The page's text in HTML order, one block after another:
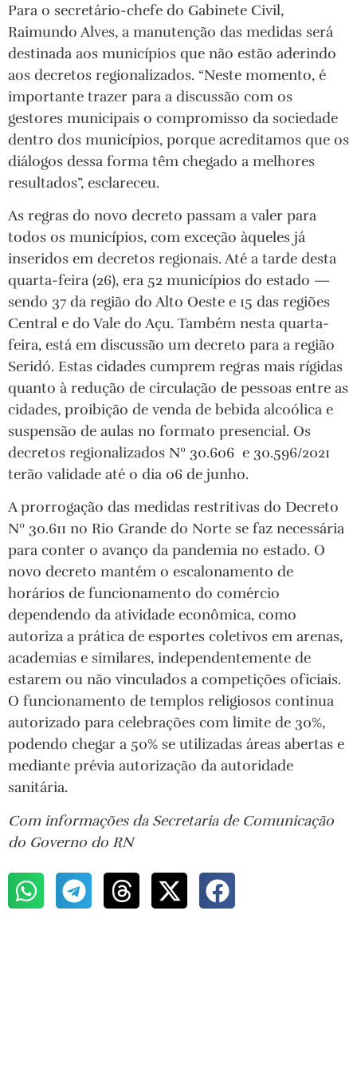
Para o secretário-chefe do Gabinete Civil,
Raimundo Alves, a manutenção das medidas será
destinada aos municípios que não estão aderindo
aos decretos regionalizados. “Neste momento, é
importante trazer para a discussão com os
gestores municipais o compromisso da sociedade
dentro dos municípios, porque acreditamos que os
diálogos dessa forma têm chegado a melhores
resultados”, esclareceu.
As regras do novo decreto passam a valer para
todos os municípios, com exceção àqueles já
inseridos em decretos regionais. Até a tarde desta
quarta-feira (26), era 52 municípios do estado —
sendo 37 da região do Alto Oeste e 15 das regiões
Central e do Vale do Açu. Também nesta quarta-
feira, está em discussão um decreto para a região
Seridó. Estas cidades cumprem regras mais rígidas
quanto à redução de circulação de pessoas entre as
cidades, proibição de venda de bebida alcoólica e
suspensão de aulas no formato presencial. Os
decretos regionalizados Nº 30.606 e 30.596/2021
terão validade até o dia 06 de junho.
A prorrogação das medidas restritivas do Decreto
Nº 30.611 no Rio Grande do Norte se faz necessária
para conter o avanço da pandemia no estado. O
novo decreto mantém o escalonamento de
horários de funcionamento do comércio
dependendo da atividade econômica, como
autoriza a prática de esportes coletivos em arenas,
academias e similares, independentemente de
estarem ou não vinculados a competições oficiais.
O funcionamento de templos religiosos continua
autorizado para celebrações com limite de 30%,
podendo chegar a 50% se utilizadas áreas abertas e
mediante prévia autorização da autoridade
sanitária.
Com informações da Secretaria de Comunicação
do Governo do RN